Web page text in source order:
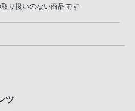
り扱いのない商品です
ツ